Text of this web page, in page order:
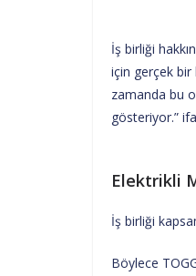
İş birliği
için gerçek bir
zamanda bu
gösteriyor.”
Elektrikli
İş birliği
Böylece